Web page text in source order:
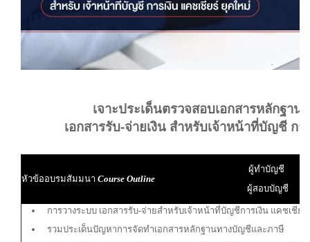
เจาะประเด็นตรวจสอบเอกสารหลักฐา
เอกสารรับ-จ่ายเงิน สำหรับเจ้าหน้าที่บัญชี ก
หัวข้ออบรมสัมมนา Course Outline
ผู้ทำบัญชี
ผู้สอบบัญชี
การวางระบบ เอกสารรับ-จ่ายสำหรับเจ้าหน้าที่บัญชีการเงิน แคชเชียร์
รวมประเด็นปัญหาการจัดทำเอกสารหลักฐานทางบัญชีและภาษี